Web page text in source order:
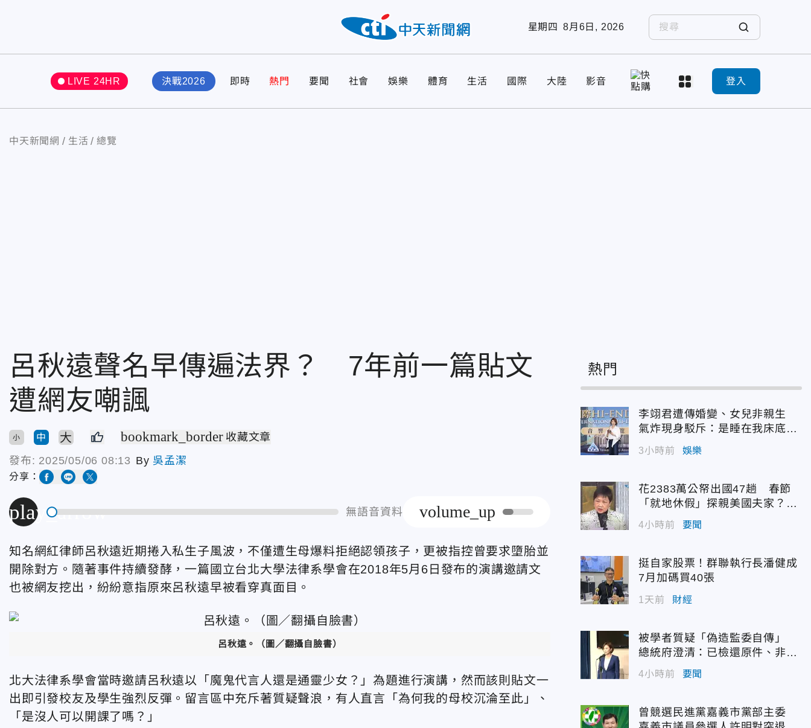
星期四 8月6日, 2026
LIVE 24HR 決戰2026 即時 熱門 要聞 社會 娛樂 體育 生活 國際 大陸 影音 登入
中天新聞網 生活 總覽
呂秋遠聲名早傳遍法界？ 7年前一篇貼文
遭網友嘲諷
小 中 大 bookmark_border 收藏文章
發布: 2025/05/06 08:13 By 吳孟潔
分享：
play_arrow 無語音資料 volume_up
知名網紅律師呂秋遠近期捲入私生子風波，不僅遭生母爆料拒絕認領孩子，更被指控曾要求墮胎並
開除對方。隨著事件持續發酵，一篇國立台北大學法律系學會在2018年5月6日發布的演講邀請文
也被網友挖出，紛紛意指原來呂秋遠早被看穿真面目。
呂秋遠。（圖／翻攝自臉書）
北大法律系學會當時邀請呂秋遠以「魔鬼代言人還是通靈少女？」為題進行演講，然而該則貼文一
出即引發校友及學生強烈反彈。留言區中充斥著質疑聲浪，有人直言「為何我的母校沉淪至此」、
「是沒人可以開課了嗎？」
熱門
李翊君遭傳婚變、女兒非親生
氣炸現身駁斥：是睡在我床底下
嗎？
3小時前 娛樂
花2383萬公帑出國47趟 春節
「就地休假」探親美國夫家？徐
佳青回應了
4小時前 要聞
挺自家股票！群聯執行長潘健成
7月加碼買40張
1天前 財經
被學者質疑「偽造監委自傳」
總統府澄清：已檢還原件、非府
方提供
4小時前 要聞
曾競選民進黨嘉義市黨部主委